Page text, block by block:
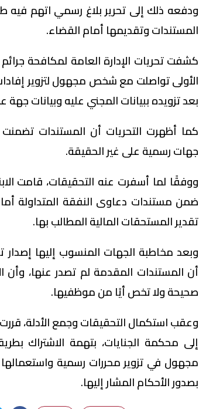
ودفعه ذلك إلى تحرير بلاغ رسمي اتهم فيه
المستندات وتقديمها أمام القضاء.
كشفت تحريات الإدارة العامة لمكافحة
الأولى تواصلت مع شخص مجهول لتزوير
بعد تزويده ببيانات المجني عليه وبيانات جهة
كما أظهرت التحريات أن المستندات
جهات رسمية على غير الحقيقة.
ووفقًا لما أسفرت عنه التحقيقات، قامت
ضمن مستندات دعاوى النفقة المتداولة
تقدير المستحقات المالية المطالب بها.
وبعد مخاطبة الجهات المنسوب إليها إصدار
أن المستندات المقدمة لم تصدر عنها، وأن
صحيحة ولا تخص أيًا من موظفيها.
وعقب استكمال التحقيقات وجمع الأدلة، قررت
إلى محكمة الجنايات، بتهمة الاشتراك
مجهول في تزوير محررات رسمية
بصدور الأحكام المشار إليها.